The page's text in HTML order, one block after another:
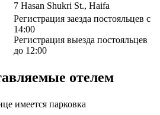
7 Hasan Shukri St., Haifa
Регистрация заезда постояльцев с
14:00
Регистрация выезда постояльцев
до 12:00
отелем
имеется парковка